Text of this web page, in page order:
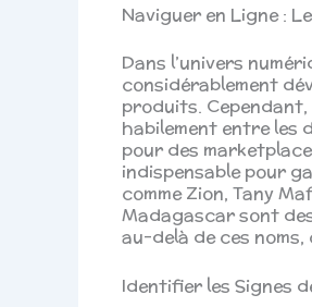
Naviguer en Ligne :
Dans l’univers
considérablement
produits.
habilement entre les
pour des
indispensable pour
comme Zion, Tany
Madagascar sont
au-delà de ces
Identifier les Signes